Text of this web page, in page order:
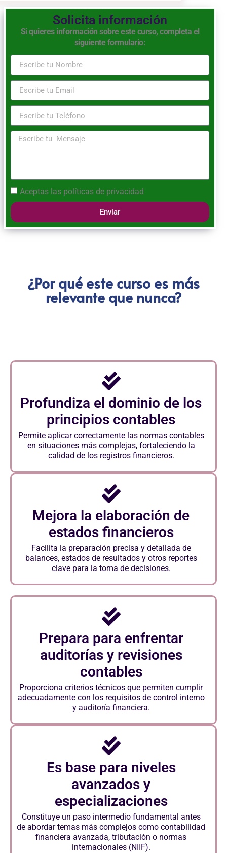
Solicita información
Si quieres información sobre este curso, completa el
siguiente formulario:
Aceptas las políticas de privacidad
Enviar
¿Por qué este curso es más
relevante que nunca?
Profundiza el dominio de los
principios contables
Permite aplicar correctamente las normas contables
en situaciones más complejas, fortaleciendo la
calidad de los registros financieros.
Mejora la elaboración de
estados financieros
Facilita la preparación precisa y detallada de
balances, estados de resultados y otros reportes
clave para la toma de decisiones.
Prepara para enfrentar
auditorías y revisiones
contables
Proporciona criterios técnicos que permiten cumplir
adecuadamente con los requisitos de control interno
y auditoría financiera.
Es base para niveles
avanzados y
especializaciones
Constituye un paso intermedio fundamental antes
de abordar temas más complejos como contabilidad
financiera avanzada, tributación o normas
internacionales (NIIF).